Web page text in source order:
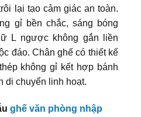
lại tạo cảm giác an toàn.
gỉ bền chắc, sáng bóng
L ngược không gắn liền
đáo. Chân ghế có thiết kế
không gỉ kết hợp bánh
di chuyển linh hoạt.
ghế văn phòng nhập